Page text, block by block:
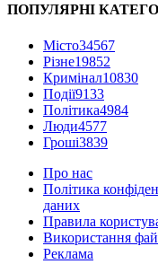
ПОПУЛЯРНІ
Місто34567
Різне19852
Кримінал10830
Події9133
Політика4984
Люди4577
Гроші3839
Про нас
Політика
даних
Правила
Використання
Реклама